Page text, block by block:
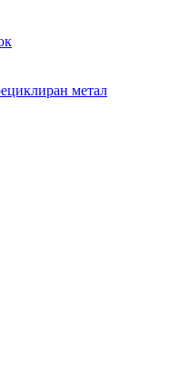
метал